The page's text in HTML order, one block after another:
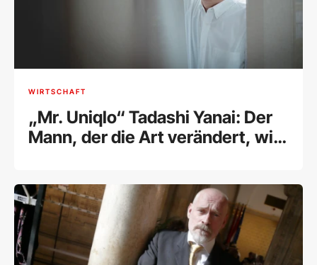
WIRTSCHAFT
„Mr. Uniqlo“ Tadashi Yanai: Der
Mann, der die Art verändert, wie